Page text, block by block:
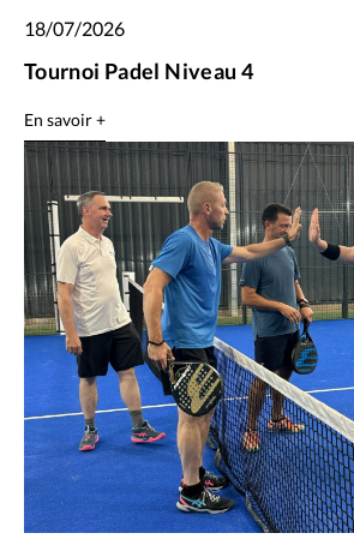
18/07/2026
Tournoi Padel Niveau 4
En savoir +